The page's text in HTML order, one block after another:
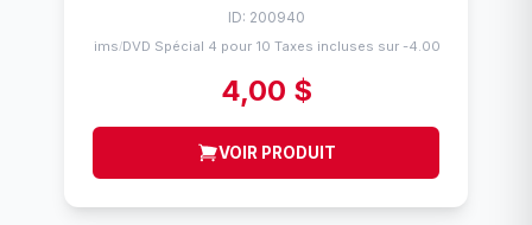
ID: 200940
Flims/DVD Spécial 4 pour 10 Taxes incluses sur -4.00$
4,00 $
VOIR PRODUIT